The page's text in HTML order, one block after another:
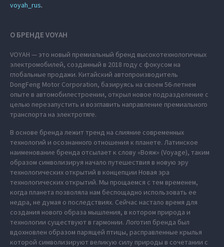
voyah_rus.
О БРЕНДЕ VOYAH
VOYAH — это новый премиальный бренд высокотехнологичных
электромобилей, созданный в 2018 году с фокусом на
глобальные продажи. Китайский автопроизводитель
DongFeng Motor Corporation, базируясь на своем 56-летнем
опыте в автомобилестроении, открыл новое подразделение с
целью перезапустить и возглавить направление премиального
транспорта на электротяге.
В основе бренда лежит тренд на слияние современных
технологий и осознанного отношения к планете. Латинское
наименование бренда отсылает к слову «Вояж» (Voyage), таким
образом символизируя начало путешествия в новую эру
технологических открытий в концепции Новая эра
технологических открытий. Мы прощаемся с тем временем,
когда планета позволяла нам беспощадно использовать ее
недра, не думая о последствиях. Сейчас настало время для
создания нового образа мышления, в котором природа и
технологии существуют в гармонии. Логотип бренда был
вдохновлен образом парящей птицы, расправленные крылья
которой символизируют великую силу природы в сочетании с